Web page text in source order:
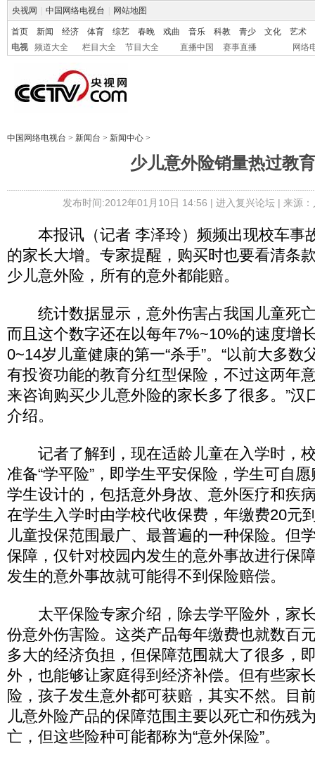
央视网 中国网络电视台 网站地图
首页 新闻 经济 体育 综艺 春晚 戏曲 音乐 科教 青少 文化
艺术
电视
频道大全 栏目大全 节目大全 直播中国 赛事直播 网络
中国网络电视台 > 新闻台 > 新闻中心 >
少儿意外险销量热过教
发布时间:2012年01月10日 14:56 | 进入复兴论坛| 来源
本报讯（记者 李泽玲）频频出现校车事
的家长大增。专家提醒，购买时也要看清条
少儿意外险，所有的意外都能赔。
统计数据显示，意外伤害占我国儿童死
而且这个数字还在以每年7%~10%的速度增
0~14岁儿童健康的第一“杀手”。“以前大多数
有投资功能的教育分红型保险，不过这两年
来咨询购买少儿意外险的家长多了很多。”汉
介绍。
记者了解到，现在适龄儿童在入学时，
准备“学平险”，即学生平安保险，学生可自
学生设计的，包括意外身故、意外医疗和疾
在学生入学时由学校代收保费，年缴费20元
儿童投保范围最广、最普遍的一种保险。但
保障，仅针对校园内发生的意外事故进行保
发生的意外事故就可能得不到保险赔偿。
太平保险专家介绍，除去学平险外，家
份意外伤害险。这类产品每年缴费也就数百
多大的经济负担，但保障范围就大了很多，
外，也能够让家庭得到经济补偿。但有些家
险，孩子发生意外都可获赔，其实不然。目
儿意外险产品的保障范围主要以死亡和伤残
亡，但这些险种可能都称为“意外保险”。